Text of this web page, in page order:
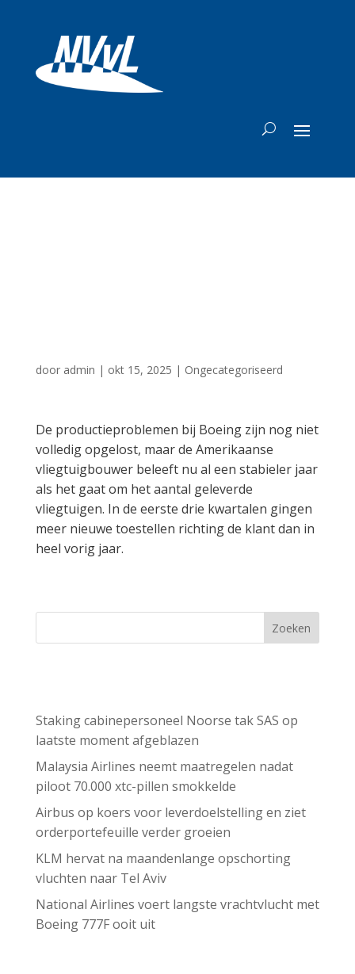
door admin | okt 15, 2025 | Ongecategoriseerd
De productieproblemen bij Boeing zijn nog niet
volledig opgelost, maar de Amerikaanse
vliegtuigbouwer beleeft nu al een stabieler jaar
als het gaat om het aantal geleverde
vliegtuigen. In de eerste drie kwartalen gingen
meer nieuwe toestellen richting de klant dan in
heel vorig jaar.
Zoeken
Staking cabinepersoneel Noorse tak SAS op
laatste moment afgeblazen
Malaysia Airlines neemt maatregelen nadat
piloot 70.000 xtc-pillen smokkelde
Airbus op koers voor leverdoelstelling en ziet
orderportefeuille verder groeien
KLM hervat na maandenlange opschorting
vluchten naar Tel Aviv
National Airlines voert langste vrachtvlucht met
Boeing 777F ooit uit